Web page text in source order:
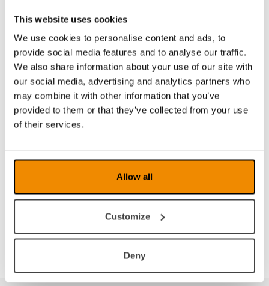
This website uses cookies
We use cookies to personalise content and ads, to
provide social media features and to analyse our traffic.
We also share information about your use of our site with
our social media, advertising and analytics partners who
may combine it with other information that you’ve
provided to them or that they’ve collected from your use
of their services.
Allow all
Customize
Deny
Selv om skjermen nesten er 30 cm diagonal,
veier den kun en kilo
Den perfekte størrelsen for å jobbe effektivt,
men like vel bærbar
Mulig å skrive under enheten
Betjening via knapper eller berøringsskjerm
Dynamisk linjerulling gjør det mulig å flytte bilde
horisontalt og vertikalt.
HDMI-inngang for tilkobling av et eksternt
Praktisk lading via USB-type C-port
Opp til 2,5 timers brukstid på batteri.
Innebygd brukermanual
Justering av lysstyrke
2 – 22x forstørrelse